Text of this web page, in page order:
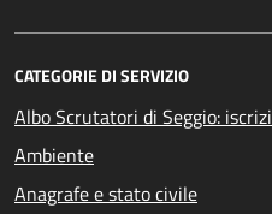
CATEGORIE DI SERVIZIO
Albo Scrutatori di Seggio:
Ambiente
Anagrafe e stato civile